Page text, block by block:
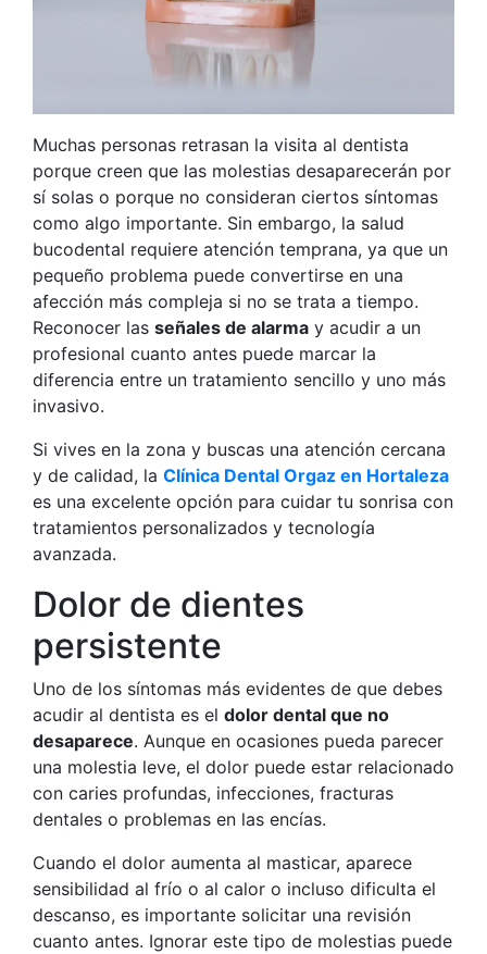
Muchas personas retrasan la visita al dentista
porque creen que las molestias desaparecerán por
sí solas o porque no consideran ciertos síntomas
como algo importante. Sin embargo, la salud
bucodental requiere atención temprana, ya que un
pequeño problema puede convertirse en una
afección más compleja si no se trata a tiempo.
Reconocer las señales de alarma y acudir a un
profesional cuanto antes puede marcar la
diferencia entre un tratamiento sencillo y uno más
invasivo.
Si vives en la zona y buscas una atención cercana
y de calidad, la Clínica Dental Orgaz en Hortaleza
es una excelente opción para cuidar tu sonrisa con
tratamientos personalizados y tecnología
avanzada.
Dolor de dientes
persistente
Uno de los síntomas más evidentes de que debes
acudir al dentista es el dolor dental que no
desaparece. Aunque en ocasiones pueda parecer
una molestia leve, el dolor puede estar relacionado
con caries profundas, infecciones, fracturas
dentales o problemas en las encías.
Cuando el dolor aumenta al masticar, aparece
sensibilidad al frío o al calor o incluso dificulta el
descanso, es importante solicitar una revisión
cuanto antes. Ignorar este tipo de molestias puede